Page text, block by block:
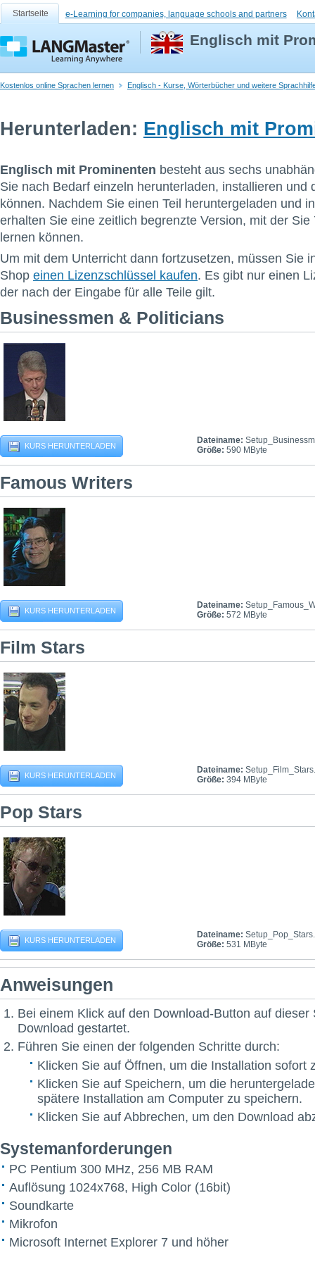
Startseite e-Learning for companies, language schools and partners
Englisch mit
Kostenlos online Sprachen lernen Englisch - Kurse, Wörterbücher und weitere
Herunterladen: Englisch mit
Englisch mit Prominenten besteht aus sechs
Sie nach Bedarf einzeln herunterladen, installieren und
können. Nachdem Sie einen Teil heruntergeladen und
erhalten Sie eine zeitlich begrenzte Version, mit der Sie
lernen können.
Um mit dem Unterricht dann fortzusetzen, müssen Sie
Shop einen Lizenzschlüssel kaufen. Es gibt nur einen
der nach der Eingabe für alle Teile gilt.
Businessmen & Politicians
KURS HERUNTERLADEN
Dateiname:
Größe: 590 MByte
Famous Writers
KURS HERUNTERLADEN
Dateiname:
Größe: 572 MByte
Film Stars
KURS HERUNTERLADEN
Dateiname:
Größe: 394 MByte
Pop Stars
KURS HERUNTERLADEN
Dateiname:
Größe: 531 MByte
Anweisungen
Bei einem Klick auf den Download-Button auf dieser
Download gestartet.
Führen Sie einen der folgenden Schritte durch:
Klicken Sie auf Öffnen, um die Installation sofort
Klicken Sie auf Speichern, um die
spätere Installation am Computer zu speichern.
Klicken Sie auf Abbrechen, um den Download
Systemanforderungen
PC Pentium 300 MHz, 256 MB RAM
Auflösung 1024x768, High Color (16bit)
Soundkarte
Mikrofon
Microsoft Internet Explorer 7 und höher